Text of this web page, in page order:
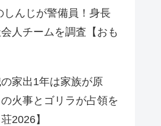
しんじが警備員！身長
人チームを調査【おも
家出1年は家族が原
火事とゴリラが占領を
2026】